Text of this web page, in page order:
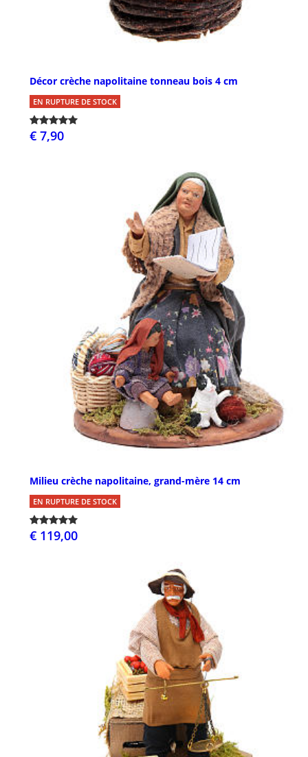
Décor crèche napolitaine tonneau bois 4 cm
EN RUPTURE DE STOCK
€ 7,90
Milieu crèche napolitaine, grand-mère 14 cm
EN RUPTURE DE STOCK
€ 119,00